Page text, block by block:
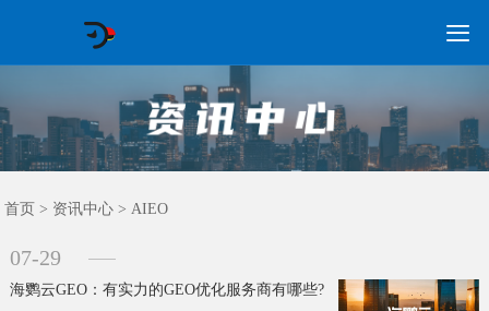

首页
GEO常见问题
GEO优化
海外GEO
网络营销
企业培训
软件开发
政策申报
资讯中心
关于我们
首页 > 资讯中心 >AIEO
07-29
海鹦云GEO：有实力的GEO优化服务商有哪些?